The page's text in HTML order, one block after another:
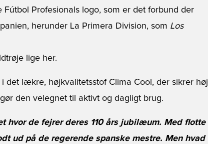
Profesionals logo, som er det forbund der
herunder La Primera Division, som Los
lige her.
det lækre, højkvalitetsstof Clima Cool, der sikrer høj
den velegnet til aktivt og dagligt brug.
hvor de fejrer deres 110 års jubilæum. Med flotte
ud på de regerende spanske mestre. Men hvad